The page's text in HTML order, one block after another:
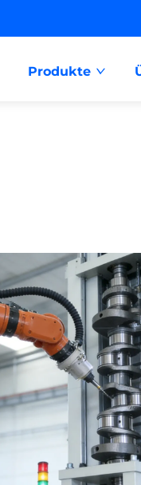
Produkte